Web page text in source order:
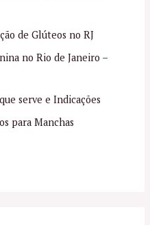
de Glúteos no RJ
no Rio de Janeiro –
serve e Indicações
para Manchas